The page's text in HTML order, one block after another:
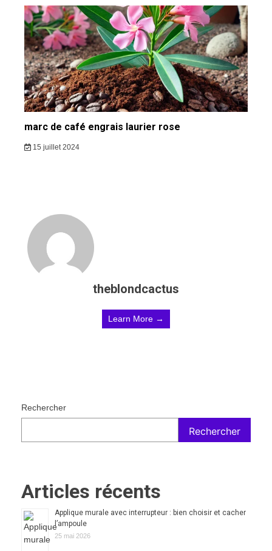
marc de café engrais laurier rose
15 juillet 2024
theblondcactus
Learn More →
Rechercher
Rechercher
Articles récents
Applique murale avec interrupteur : bien choisir et cacher
l’ampoule
25 mai 2026